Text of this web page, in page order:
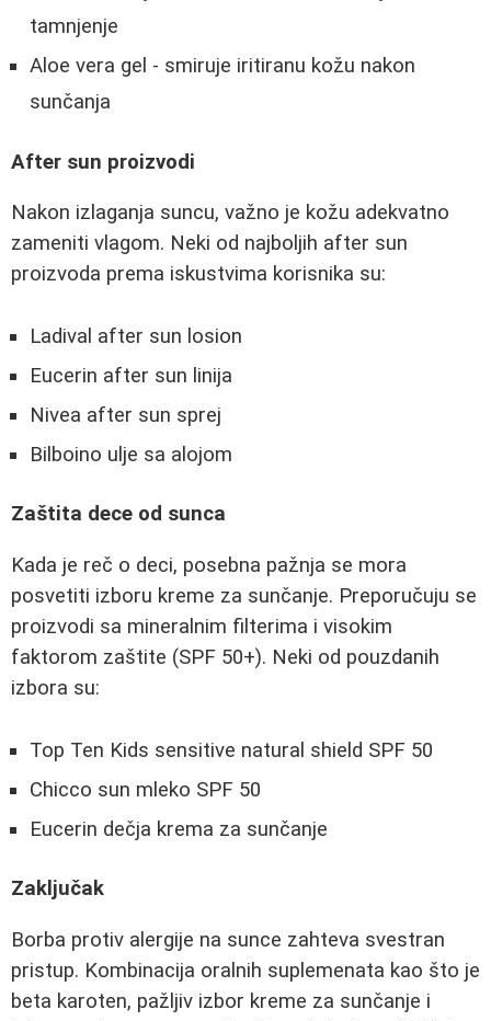
tamnjenje
Aloe vera gel - smiruje iritiranu kožu nakon
sunčanja
After sun proizvodi
Nakon izlaganja suncu, važno je kožu adekvatno
zameniti vlagom. Neki od najboljih after sun
proizvoda prema iskustvima korisnika su:
Ladival after sun losion
Eucerin after sun linija
Nivea after sun sprej
Bilboino ulje sa alojom
Zaštita dece od sunca
Kada je reč o deci, posebna pažnja se mora
posvetiti izboru kreme za sunčanje. Preporučuju se
proizvodi sa mineralnim filterima i visokim
faktorom zaštite (SPF 50+). Neki od pouzdanih
izbora su:
Top Ten Kids sensitive natural shield SPF 50
Chicco sun mleko SPF 50
Eucerin dečja krema za sunčanje
Zaključak
Borba protiv alergije na sunce zahteva svestran
pristup. Kombinacija oralnih suplemenata kao što je
beta karoten, pažljiv izbor kreme za sunčanje i